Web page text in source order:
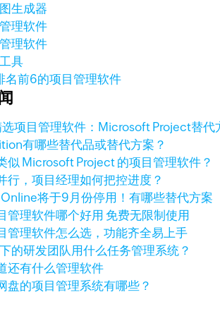
生成器
理软件
理软件
具
名前6的项目管理软件
项目管理软件：Microsoft Project替代
有哪些替代品或替代方案？
似 Microsoft Project 的项目管理软件？
行，项目经理如何把控进度？
将于9月份停用！有哪些替代方案
管理软件哪个好用 免费无限制使用
管理软件怎么选，功能齐全易上手
的研发团队用什么任务管理系统？
还有什么管理软件
盘的项目管理系统有哪些？